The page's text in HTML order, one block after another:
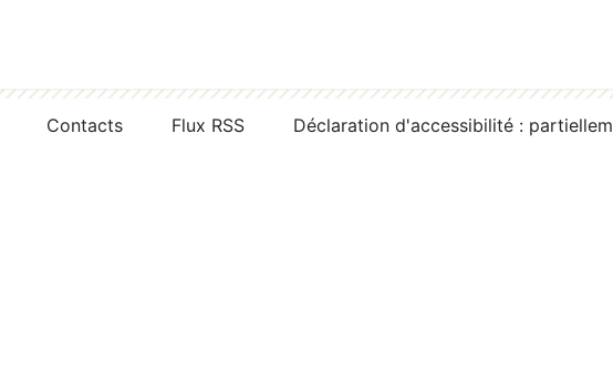
Contacts Flux RSS Déclaration d'accessibilité :